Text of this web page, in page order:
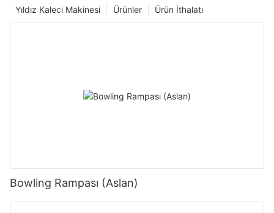
Ürün İthalatı
Ürünler
Yıldız Kaleci Makinesi
Bowling Rampası (Aslan)